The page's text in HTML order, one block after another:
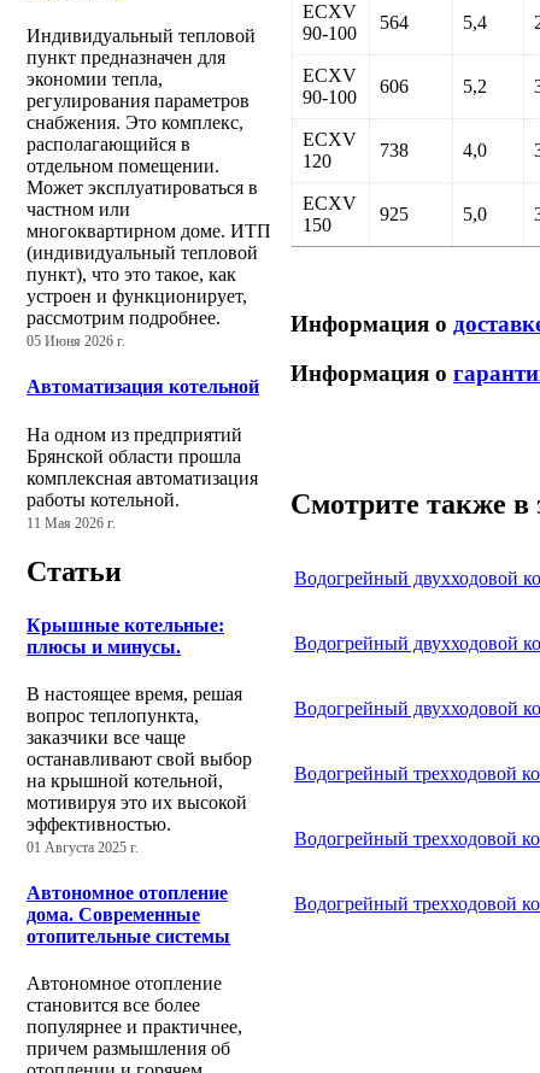
Индивидуальный тепловой
пункт предназначен для
экономии тепла,
регулирования параметров
снабжения. Это комплекс,
располагающийся в
отдельном помещении.
Может эксплуатироваться в
частном или
многоквартирном доме. ИТП
(индивидуальный тепловой
пункт), что это такое, как
устроен и функционирует,
рассмотрим подробнее.
05 Июня 2026 г.
Автоматизация котельной
На одном из предприятий
Брянской области прошла
комплексная автоматизация
работы котельной.
11 Мая 2026 г.
Статьи
Крышные котельные:
плюсы и минусы.
В настоящее время, решая
вопрос теплопункта,
заказчики все чаще
останавливают свой выбор
на крышной котельной,
мотивируя это их высокой
эффективностью.
01 Августа 2025 г.
Автономное отопление
дома. Современные
отопительные системы
Автономное отопление
становится все более
популярнее и практичнее,
причем размышления об
ECXV
90-100
564 5,4
ECXV
90-100
606 5,2
ECXV
120
738 4,0
ECXV
150
925 5,0
Информация о
Информация о
Смотрите также в
Водогрейный двухходовой
Водогрейный двухходовой
Водогрейный двухходовой
Водогрейный трехходовой
Водогрейный трехходовой
Водогрейный трехходовой